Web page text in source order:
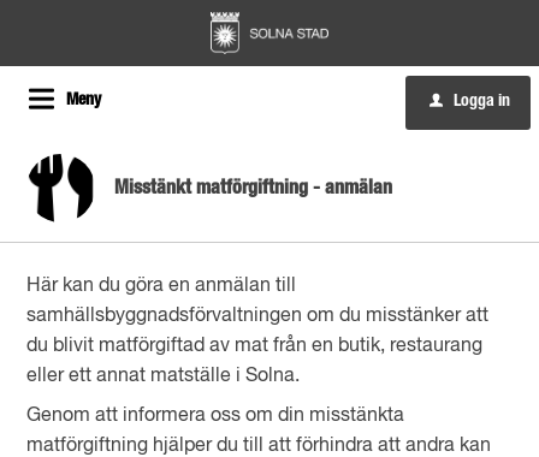
Meny u Logga in
Misstänkt matförgiftning - anmälan
Här kan du göra en anmälan till
samhällsbyggnadsförvaltningen om du misstänker att
du blivit matförgiftad av mat från en butik, restaurang
eller ett annat matställe i Solna.
Genom att informera oss om din misstänkta
matförgiftning hjälper du till att förhindra att andra kan